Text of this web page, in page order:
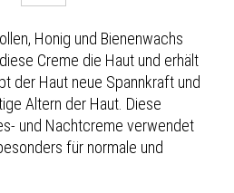
Honig und Bienenwachs
Creme die Haut und erhält
der Haut neue Spannkraft und
Altern der Haut. Diese
und Nachtcreme verwendet
für normale und